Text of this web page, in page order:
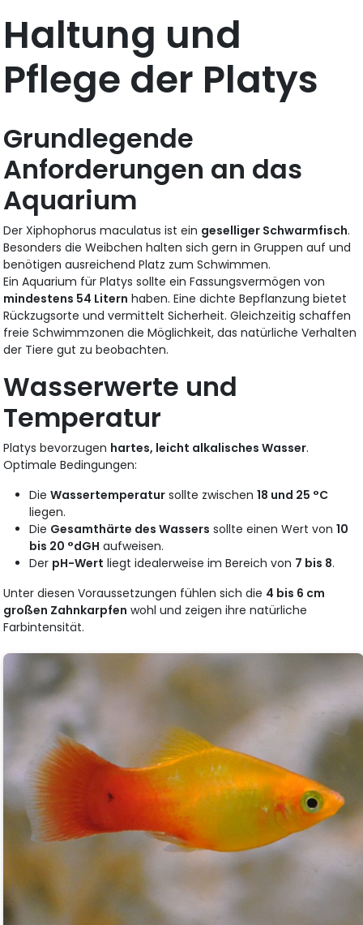
Haltung und
Pflege der Platys
Grundlegende
Anforderungen an das
Aquarium
Der Xiphophorus maculatus ist ein geselliger Schwarmfisch.
Besonders die Weibchen halten sich gern in Gruppen auf und
benötigen ausreichend Platz zum Schwimmen.
Ein Aquarium für Platys sollte ein Fassungsvermögen von
mindestens 54 Litern haben. Eine dichte Bepflanzung bietet
Rückzugsorte und vermittelt Sicherheit. Gleichzeitig schaffen
freie Schwimmzonen die Möglichkeit, das natürliche Verhalten
der Tiere gut zu beobachten.
Wasserwerte und
Temperatur
Platys bevorzugen hartes, leicht alkalisches Wasser.
Optimale Bedingungen:
DieWassertemperatur sollte zwischen18 und 25 °C
liegen.
Die Gesamthärte des Wassers sollte einen Wert von10
bis 20 °dGH aufweisen.
Der pH-Wert liegt idealerweise im Bereich von 7 bis 8.
Unter diesen Voraussetzungen fühlen sich die 4 bis 6 cm
großen Zahnkarpfen wohl und zeigen ihre natürliche
Farbintensität.